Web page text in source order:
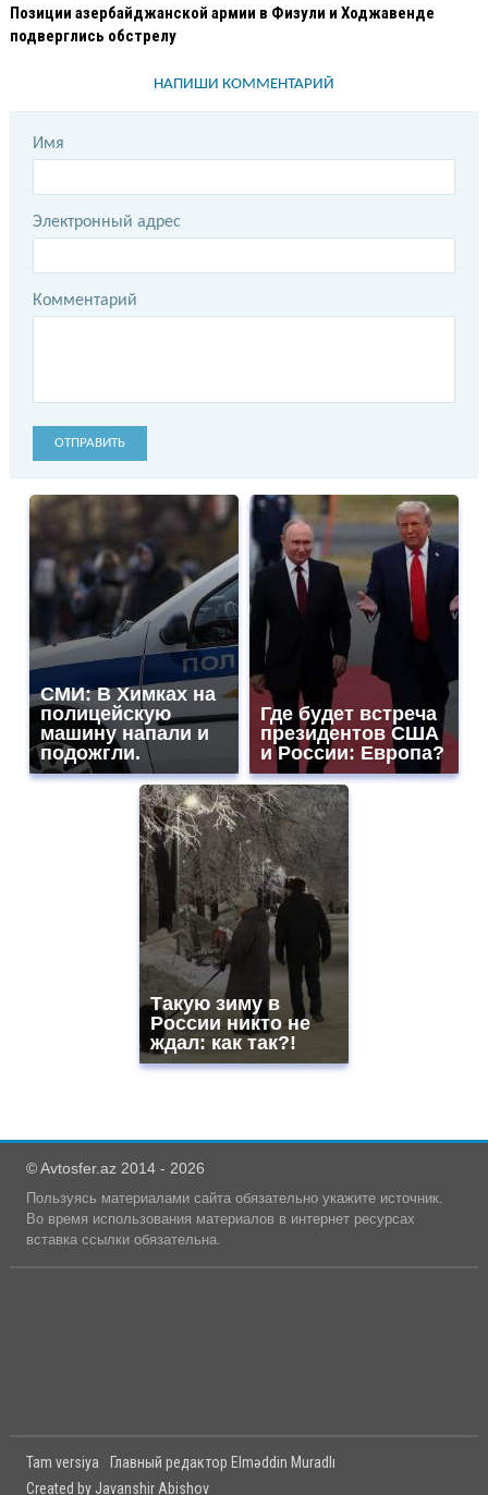
Позиции азербайджанской армии в Физули и Ходжавенде
подверглись обстрелу
НАПИШИ КОММЕНТАРИЙ
Имя
Электронный адрес
Комментарий
ОТПРАВИТЬ
СМИ: В Химках на
полицейскую
машину напали и
подожгли.
Где будет встреча
президентов США
и России: Европа?
Такую зиму в
России никто не
ждал: как так?!
© Avtosfer.az 2014 - 2026
Пользуясь материалами сайта обязательно укажите источник.
Во время использования материалов в интернет ресурсах
вставка ссылки обязательна.
Tam versiya
Главный редактор Elməddin Muradlı
Created by Javanshir Abishov